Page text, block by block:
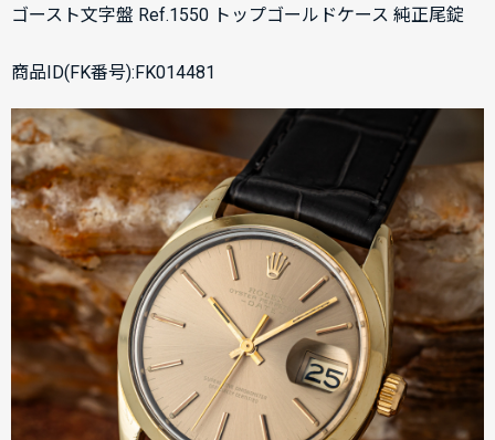
ゴースト文字盤 Ref.1550 トップゴールドケース 純正尾錠
商品ID(FK番号):FK014481